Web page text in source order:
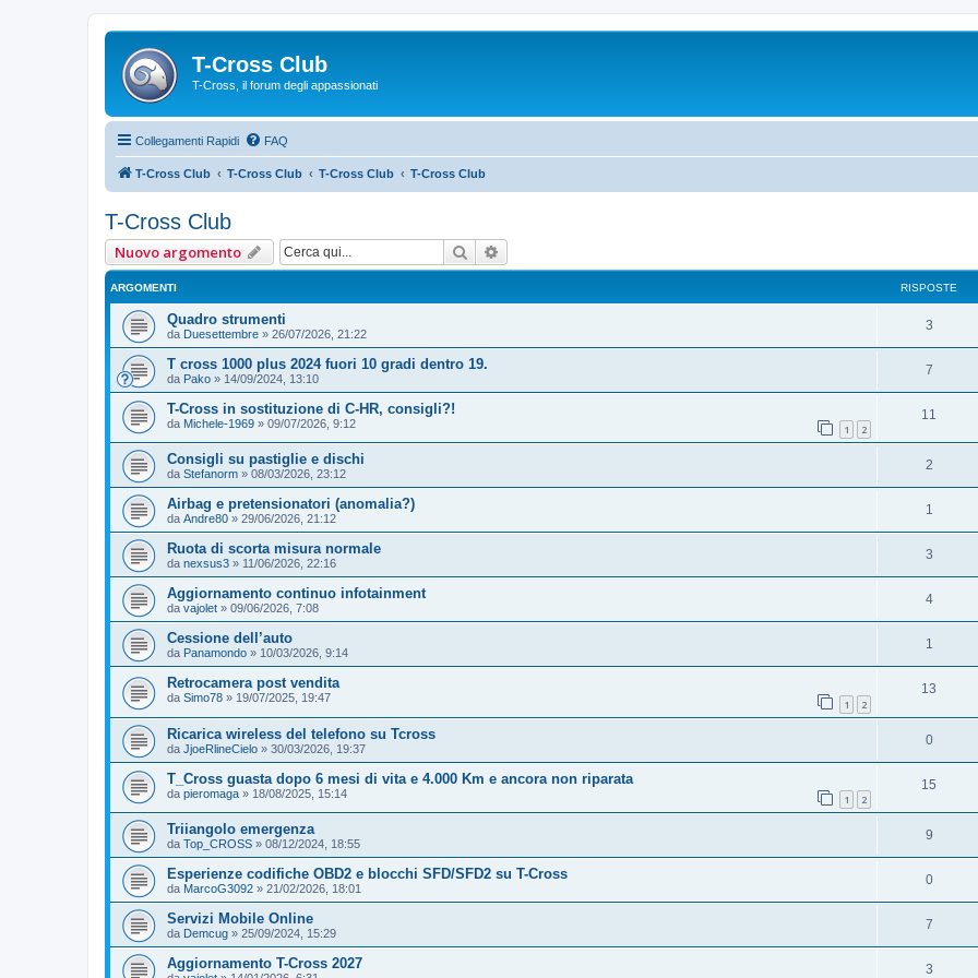
T-Cross Club
T-Cross, il forum degli appassionati
Collegamenti Rapidi FAQ
T-Cross Club T-Cross Club T-Cross Club T-Cross Club
T-Cross Club
Nuovo argomento Cerca
ARGOMENTI RISPOSTE
Quadro strumenti
da Duesettembre » 26/07/2026, 21:22
3
T cross 1000 plus 2024 fuori 10 gradi dentro 19.
da Pako » 14/09/2024, 13:10
7
T-Cross in sostituzione di C-HR, consigli?!
da Michele-1969 » 09/07/2026, 9:12 1 2
11
Consigli su pastiglie e dischi
da Stefanorm » 08/03/2026, 23:12
2
Airbag e pretensionatori (anomalia?)
da Andre80 » 29/06/2026, 21:12
1
Ruota di scorta misura normale
da nexsus3 » 11/06/2026, 22:16
3
Aggiornamento continuo infotainment
da vajolet » 09/06/2026, 7:08
4
Cessione dell’auto
da Panamondo » 10/03/2026, 9:14
1
Retrocamera post vendita
da Simo78 » 19/07/2025, 19:47 1 2
13
Ricarica wireless del telefono su Tcross
da JjoeRlineCielo » 30/03/2026, 19:37
0
T_Cross guasta dopo 6 mesi di vita e 4.000 Km e ancora non riparata
da pieromaga » 18/08/2025, 15:14 1 2
15
Triiangolo emergenza
da Top_CROSS » 08/12/2024, 18:55
9
Esperienze codifiche OBD2 e blocchi SFD/SFD2 su T-Cross
da MarcoG3092 » 21/02/2026, 18:01
0
Servizi Mobile Online
da Demcug » 25/09/2024, 15:29
7
Aggiornamento T-Cross 2027 3